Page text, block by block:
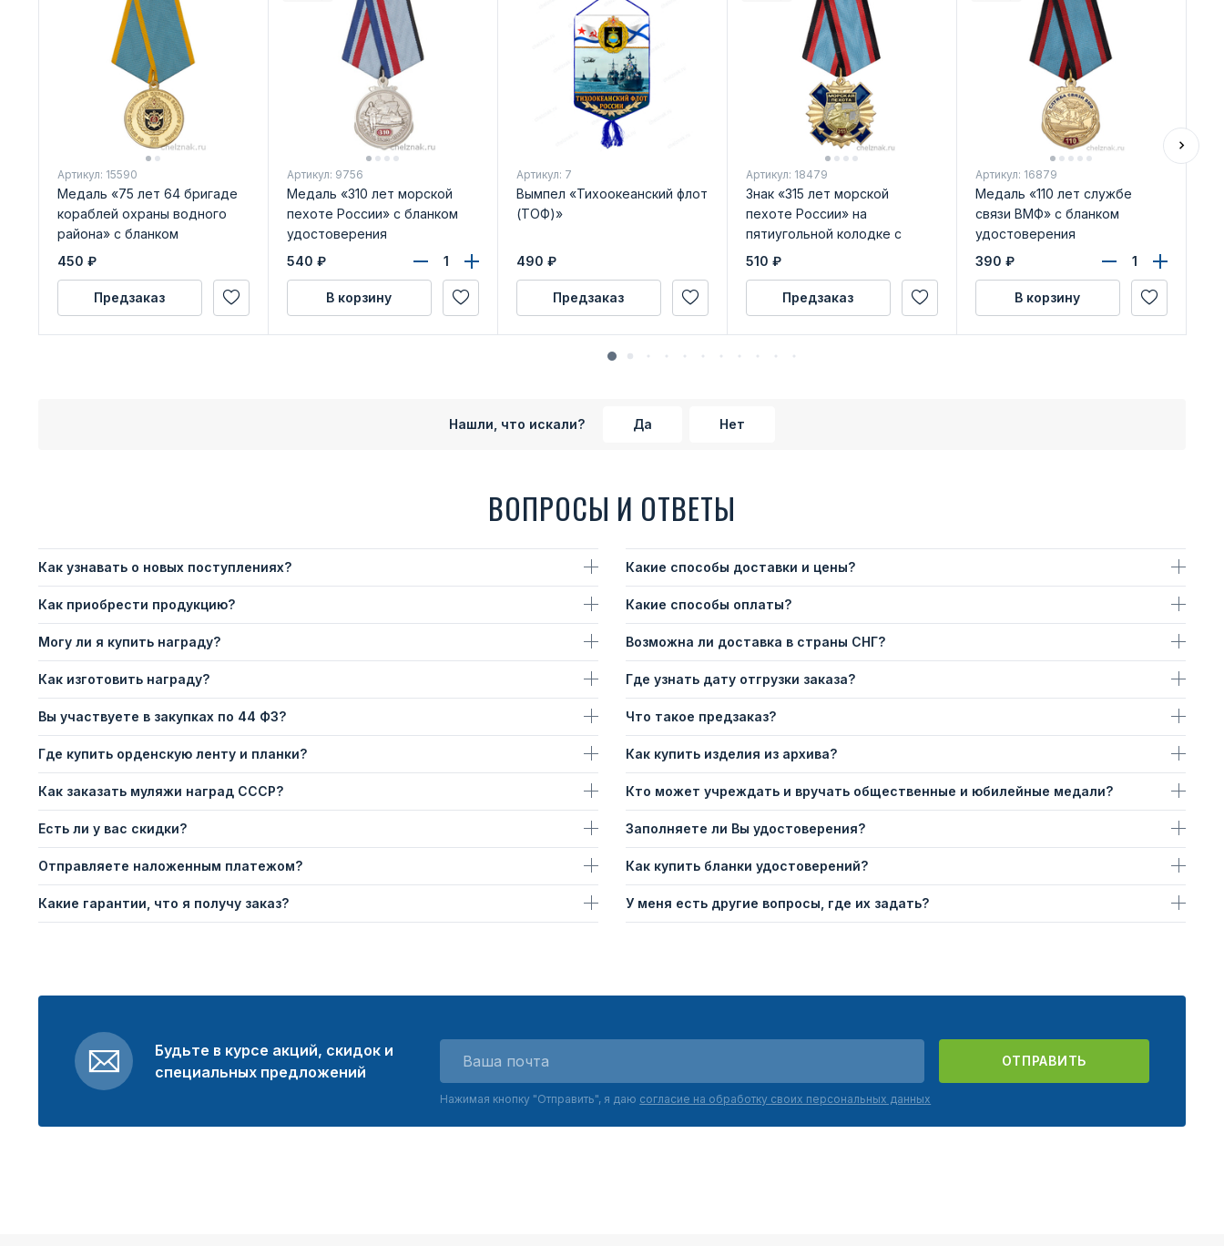
Артикул: 15590
Медаль «75 лет 64 бригаде
кораблей охраны водного
района» с бланком
удостоверения
450 ₽
Предзаказ
Артикул: 9756
Медаль «310 лет морской
пехоте России» с бланком
удостоверения
540 ₽
В корзину
Артикул: 7
Вымпел «Тихоокеанский флот
(ТОФ)»
490 ₽
Предзаказ
Артикул: 18479
Знак «315 лет морской
пехоте России» на
пятиугольной колодке с
бланком удостоверения
510 ₽
Предзаказ
Артикул: 16879
Медаль «110 лет службе
связи ВМФ» с бланком
удостоверения
390 ₽
В корзину
Нашли, что искали? Да Нет
ВОПРОСЫ И ОТВЕТЫ
Как узнавать о новых поступлениях?
Как приобрести продукцию?
Могу ли я купить награду?
Как изготовить награду?
Вы участвуете в закупках по 44 ФЗ?
Где купить орденскую ленту и планки?
Как заказать муляжи наград СССР?
Есть ли у вас скидки?
Отправляете наложенным платежом?
Какие гарантии, что я получу заказ?
Какие способы доставки и цены?
Какие способы оплаты?
Возможна ли доставка в страны СНГ?
Где узнать дату отгрузки заказа?
Что такое предзаказ?
Как купить изделия из архива?
Кто может учреждать и вручать общественные и юбилейные медали?
Заполняете ли Вы удостоверения?
Как купить бланки удостоверений?
У меня есть другие вопросы, где их задать?
Будьте в курсе акций, скидок и
специальных предложений
ОТПРАВИТЬ
Нажимая кнопку "Отправить", я даю согласие на обработку своих персональных данных